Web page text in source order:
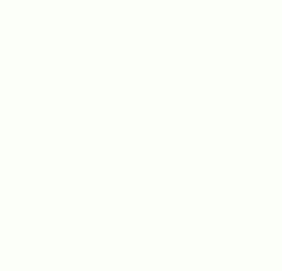
格安春休み家族で